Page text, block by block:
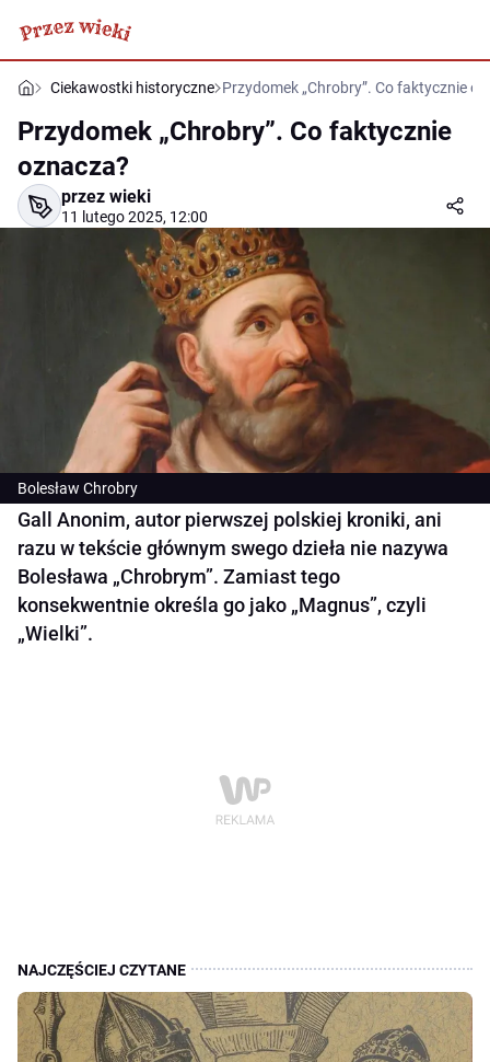
Ciekawostki historyczne Przydomek „Chrobry”. Co faktycznie
Przydomek „Chrobry”. Co faktycznie
oznacza?
przez wieki
11 lutego 2025, 12:00
Bolesław Chrobry
Gall Anonim, autor pierwszej polskiej kroniki, ani
razu w tekście głównym swego dzieła nie nazywa
Bolesława „Chrobrym”. Zamiast tego
konsekwentnie określa go jako „Magnus”, czyli
„Wielki”.